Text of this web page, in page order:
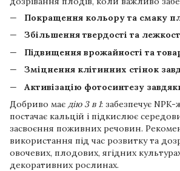
Покращення кольору та смаку
Збільшення твердості та
Підвищення врожайності та
Зміцнення клітинних стінок
Активізацію фотосинтезу
Добриво має дію 3 в 1: забезпечує
постачає кальцій і підкислює
засвоєння поживних речовин.
використання під час розвитку та
овочевих, плодових, ягідних
декоративних рослинах.